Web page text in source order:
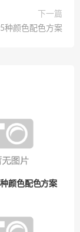
下一篇
种颜色配色方案
颜色配色方案